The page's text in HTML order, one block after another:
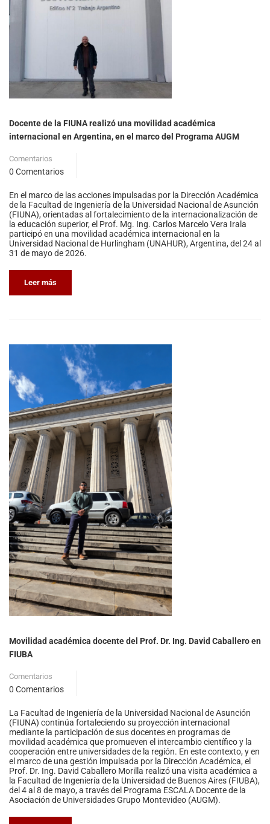
Docente de la FIUNA realizó una movilidad académica
internacional en Argentina, en el marco del Programa AUGM
Comentarios
0 Comentarios
En el marco de las acciones impulsadas por la Dirección Académica
de la Facultad de Ingeniería de la Universidad Nacional de Asunción
(FIUNA), orientadas al fortalecimiento de la internacionalización de
la educación superior, el Prof. Mg. Ing. Carlos Marcelo Vera Irala
participó en una movilidad académica internacional en la
Universidad Nacional de Hurlingham (UNAHUR), Argentina, del 24 al
31 de mayo de 2026.
Leer más
Movilidad académica docente del Prof. Dr. Ing. David Caballero en
FIUBA
Comentarios
0 Comentarios
La Facultad de Ingeniería de la Universidad Nacional de Asunción
(FIUNA) continúa fortaleciendo su proyección internacional
mediante la participación de sus docentes en programas de
movilidad académica que promueven el intercambio científico y la
cooperación entre universidades de la región. En este contexto, y en
el marco de una gestión impulsada por la Dirección Académica, el
Prof. Dr. Ing. David Caballero Morilla realizó una visita académica a
la Facultad de Ingeniería de la Universidad de Buenos Aires (FIUBA),
del 4 al 8 de mayo, a través del Programa ESCALA Docente de la
Asociación de Universidades Grupo Montevideo (AUGM).